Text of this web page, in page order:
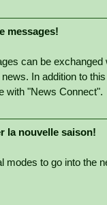
messages!
can be exchanged
In addition to
with "News Connect".
la nouvelle saison!
modes to go into the